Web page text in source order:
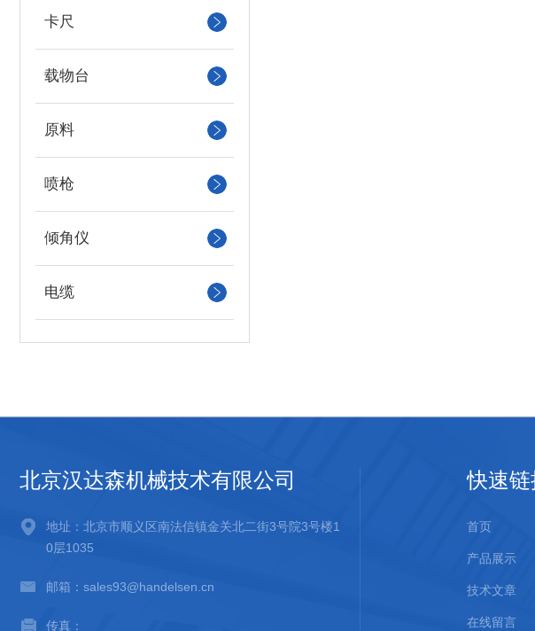
卡尺
载物台
原料
喷枪
倾角仪
电缆
北京汉达森机械技术有限公司
地址：北京市顺义区南法信镇金关北二街3号院3号楼1
0层1035
邮箱：sales93@handelsen.cn
传真：
快速链
首页
产品展示
技术文章
在线留言